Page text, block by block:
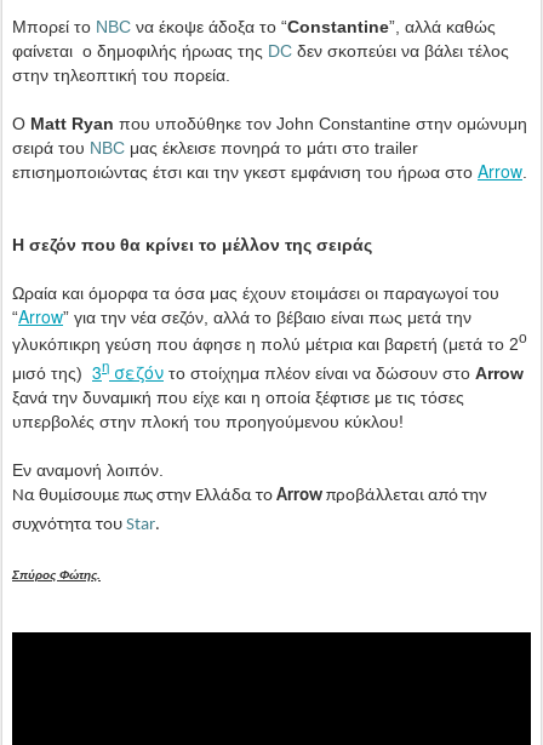
Μπορεί το NBC να έκοψε άδοξα το “Constantine”, αλλά καθώς
φαίνεται ο δημοφιλής ήρωας της DC δεν σκοπεύει να βάλει τέλος
στην τηλεοπτική του πορεία.
Ο Matt Ryan που υποδύθηκε τον John Constantine στην ομώνυμη
σειρά του NBC μας έκλεισε πονηρά το μάτι στο trailer
επισημοποιώντας έτσι και την γκεστ εμφάνιση του ήρωα στο Arrow
Η σεζόν που θα κρίνει το μέλλον της σειράς
Ωραία και όμορφα τα όσα μας έχουν ετοιμάσει οι παραγωγοί του
“Arrow” για την νέα σεζόν, αλλά το βέβαιο είναι πως μετά την
γλυκόπικρη γεύση που άφησε η πολύ μέτρια και βαρετή (μετά το 2ο
μισό της) 3η σεζόν το στοίχημα πλέον είναι να δώσουν στο Arrow
ξανά την δυναμική που είχε και η οποία ξέφτισε με τις τόσες
υπερβολές στην πλοκή του προηγούμενου κύκλου!
Εν αναμονή λοιπόν.
Να θυμίσουμε πως στην Ελλάδα το Arrow προβάλλεται από την
συχνότητα του Star.
Σπύρος Φώτης.